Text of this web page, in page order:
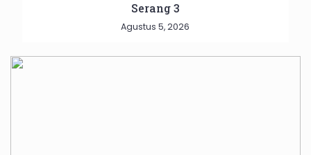
Serang 3
Agustus 5, 2026